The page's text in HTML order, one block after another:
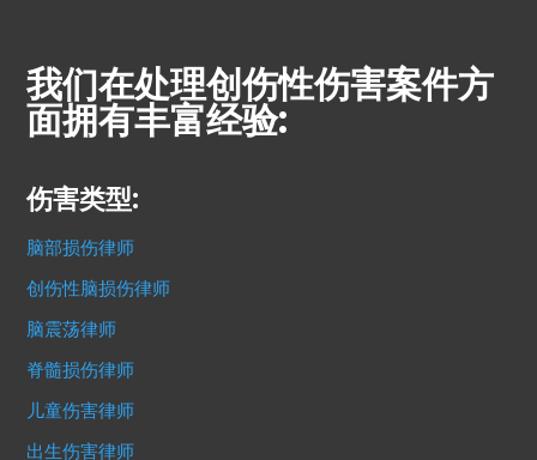
我们在处理创伤性伤害案件方
面拥有丰富经验:
伤害类型:
脑部损伤律师
创伤性脑损伤律师
脑震荡律师
脊髓损伤律师
儿童伤害律师
出生伤害律师